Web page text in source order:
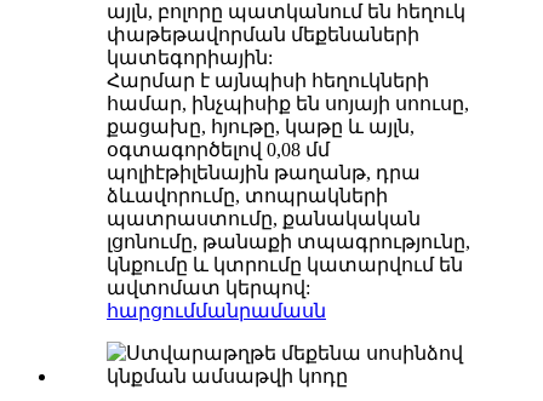
այլն, բոլորը պատկանում են հեղուկ
փաթեթավորման մեքենաների
կատեգորիային:
Հարմար է այնպիսի հեղուկների
համար, ինչպիսիք են սոյայի սոուսը,
քացախը, հյութը, կաթը և այլն,
օգտագործելով 0,08 մմ
պոլիէթիլենային թաղանթ, դրա
ձևավորումը, տոպրակների
պատրաստումը, քանակական
լցոնումը, թանաքի տպագրությունը,
կնքումը և կտրումը կատարվում են
ավտոմատ կերպով:
հարցումմանրամասն